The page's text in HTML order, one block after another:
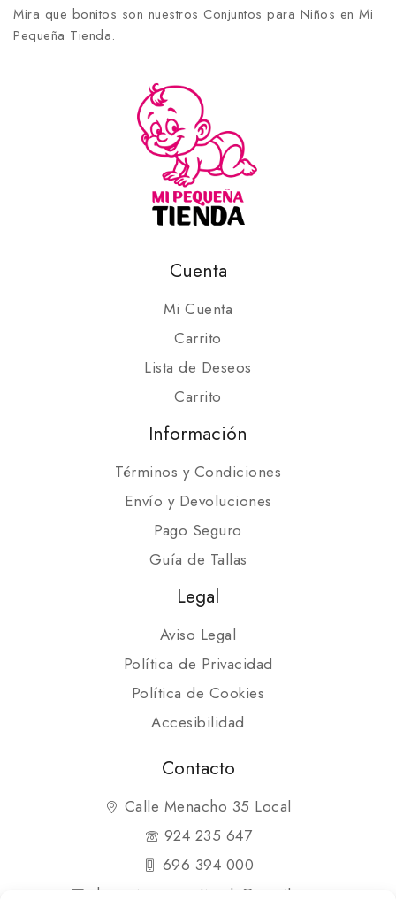
Mira que bonitos son nuestros Conjuntos para Niños en Mi
Pequeña Tienda.
Cuenta
Mi Cuenta
Carrito
Lista de Deseos
Carrito
Información
Términos y Condiciones
Envío y Devoluciones
Pago Seguro
Guía de Tallas
Legal
Aviso Legal
Política de Privacidad
Política de Cookies
Accesibilidad
Contacto
Calle Menacho 35 Local
924 235 647
696 394 000
shopmipequenatienda@gmail.com